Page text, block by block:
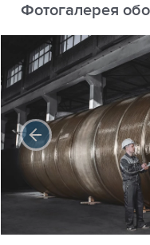
Фотогалерея